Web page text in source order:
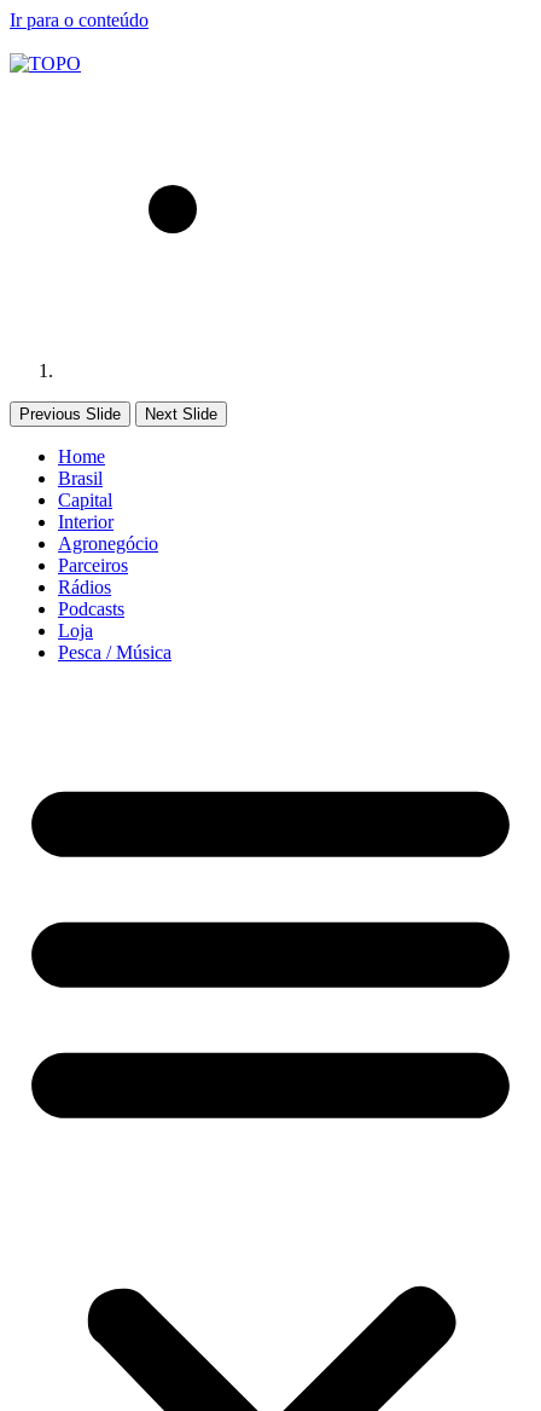
Ir para o conteúdo
Previous Slide Next Slide
Home
Brasil
Capital
Interior
Agronegócio
Parceiros
Rádios
Podcasts
Loja
Pesca / Música